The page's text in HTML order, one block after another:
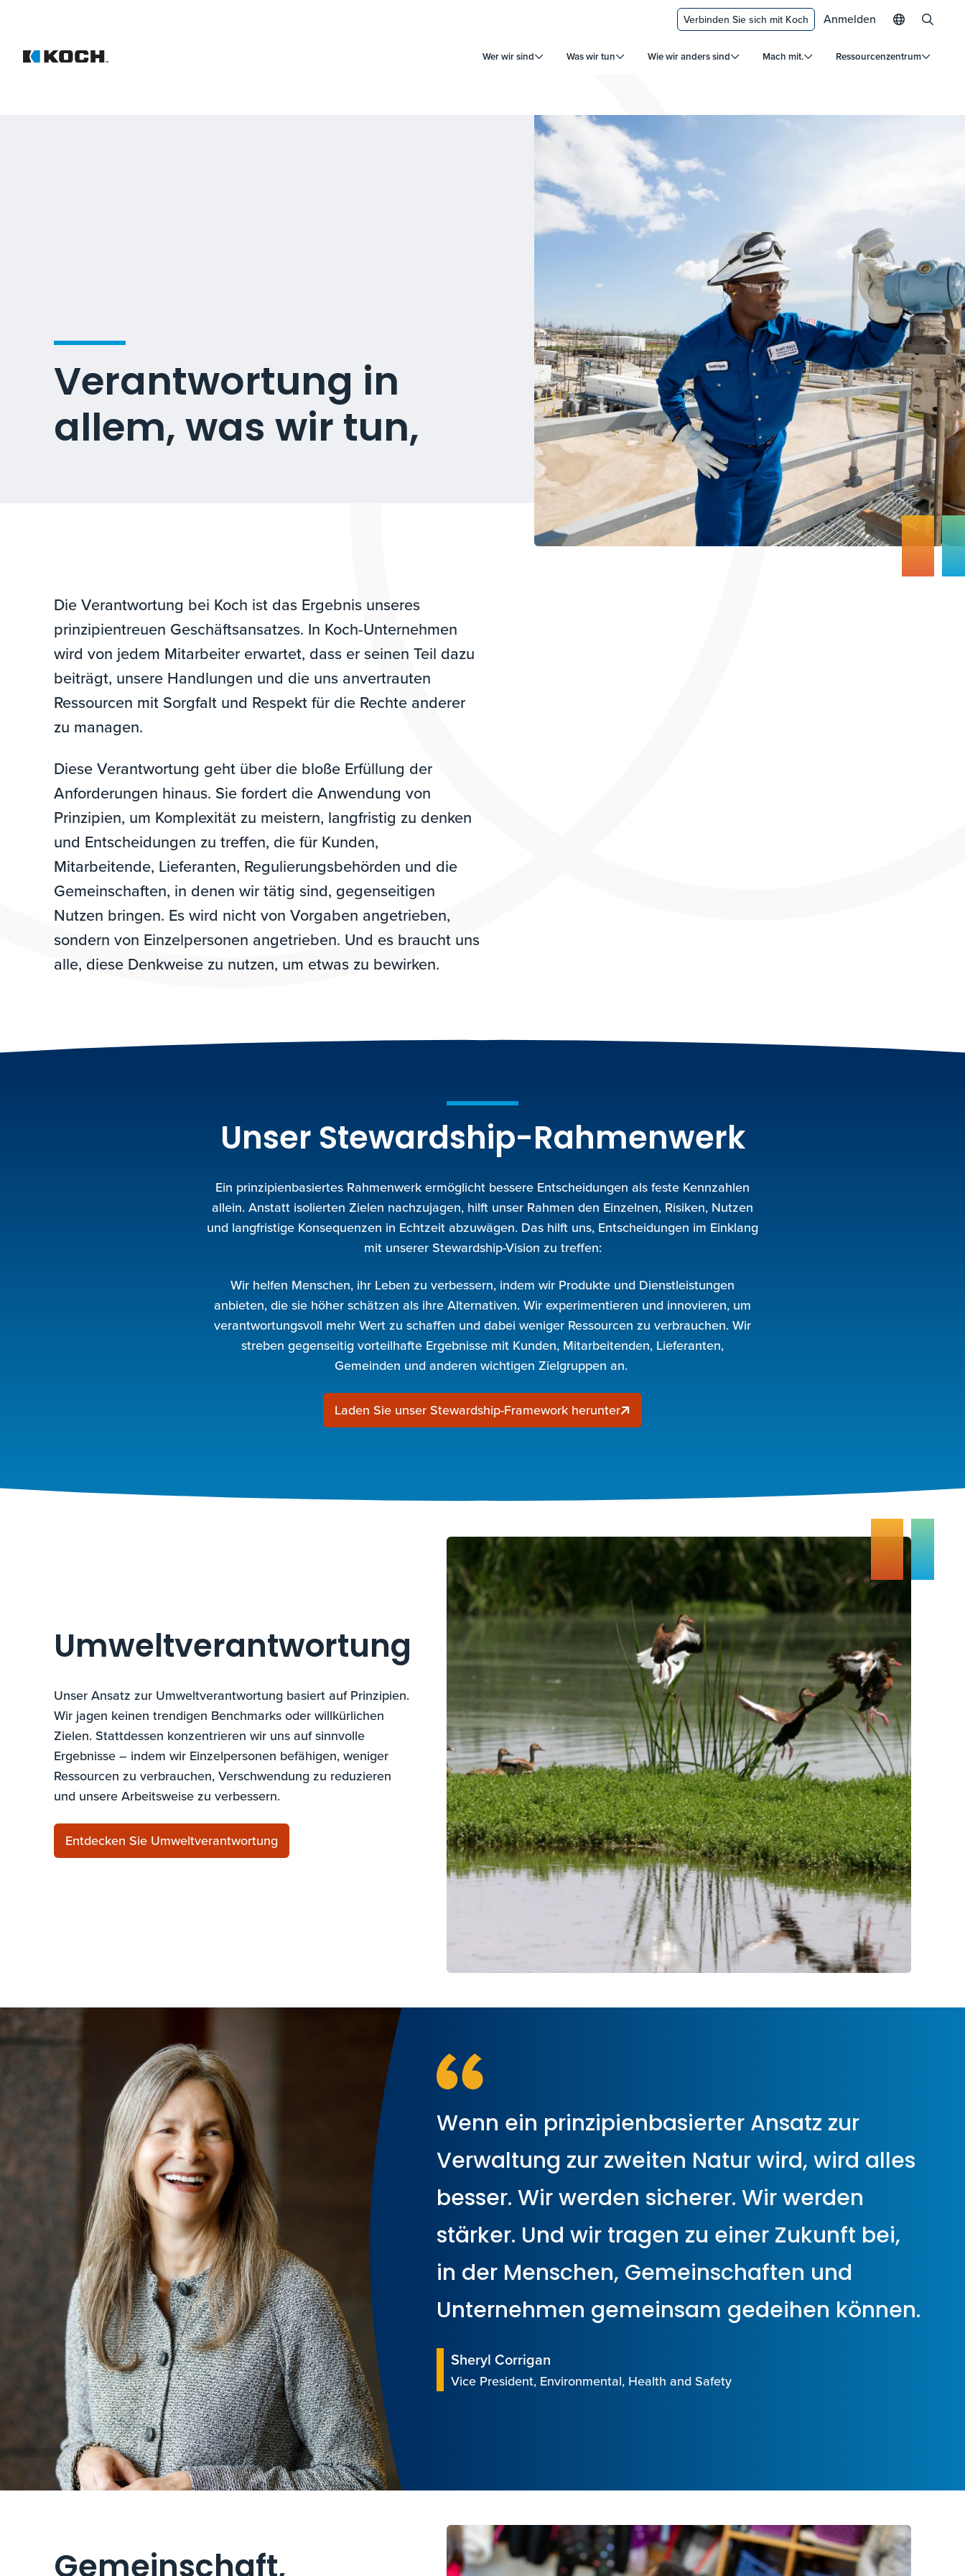
Wer wir sind Was wir tun Wie wir anders sind Mach mit. Ressourcenzentrum
Verbinden Sie sich mit Koch Anmelden
Verantwortung in
allem, was wir tun,
Die Verantwortung bei Koch ist das Ergebnis unseres
prinzipientreuen Geschäftsansatzes. In Koch-Unternehmen
wird von jedem Mitarbeiter erwartet, dass er seinen Teil dazu
beiträgt, unsere Handlungen und die uns anvertrauten
Ressourcen mit Sorgfalt und Respekt für die Rechte anderer
zu managen.
Diese Verantwortung geht über die bloße Erfüllung der
Anforderungen hinaus. Sie fordert die Anwendung von
Prinzipien, um Komplexität zu meistern, langfristig zu denken
und Entscheidungen zu treffen, die für Kunden,
Mitarbeitende, Lieferanten, Regulierungsbehörden und die
Gemeinschaften, in denen wir tätig sind, gegenseitigen
Nutzen bringen. Es wird nicht von Vorgaben angetrieben,
sondern von Einzelpersonen angetrieben. Und es braucht uns
alle, diese Denkweise zu nutzen, um etwas zu bewirken.
Unser Stewardship-Rahmenwerk
Ein prinzipienbasiertes Rahmenwerk ermöglicht bessere Entscheidungen als feste Kennzahlen
allein. Anstatt isolierten Zielen nachzujagen, hilft unser Rahmen den Einzelnen, Risiken, Nutzen
und langfristige Konsequenzen in Echtzeit abzuwägen. Das hilft uns, Entscheidungen im Einklang
mit unserer Stewardship-Vision zu treffen:
Wir helfen Menschen, ihr Leben zu verbessern, indem wir Produkte und Dienstleistungen
anbieten, die sie höher schätzen als ihre Alternativen. Wir experimentieren und innovieren, um
verantwortungsvoll mehr Wert zu schaffen und dabei weniger Ressourcen zu verbrauchen. Wir
streben gegenseitig vorteilhafte Ergebnisse mit Kunden, Mitarbeitenden, Lieferanten,
Gemeinden und anderen wichtigen Zielgruppen an.
Laden Sie unser Stewardship-Framework herunter
Umweltverantwortung
Unser Ansatz zur Umweltverantwortung basiert auf Prinzipien.
Wir jagen keinen trendigen Benchmarks oder willkürlichen
Zielen. Stattdessen konzentrieren wir uns auf sinnvolle
Ergebnisse – indem wir Einzelpersonen befähigen, weniger
Ressourcen zu verbrauchen, Verschwendung zu reduzieren
und unsere Arbeitsweise zu verbessern.
Entdecken Sie Umweltverantwortung
Wenn ein prinzipienbasierter Ansatz zur
Verwaltung zur zweiten Natur wird, wird alles
besser. Wir werden sicherer. Wir werden
stärker. Und wir tragen zu einer Zukunft bei,
in der Menschen, Gemeinschaften und
Unternehmen gemeinsam gedeihen können.
Sheryl Corrigan
Vice President, Environmental, Health and Safety